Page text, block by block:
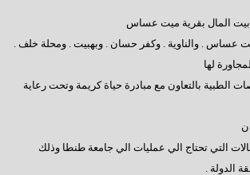
المال بقرية ميت عساس
عساس . والناوية . وكفر حسان . وبهبيت . ومحلة خلف .
لها
الطبية بالتعاون مع مبادرة حياة كريمة وتحت رعاية
التي تحتاج الي عمليات الي جامعة طنطا وذلك
الدولة .